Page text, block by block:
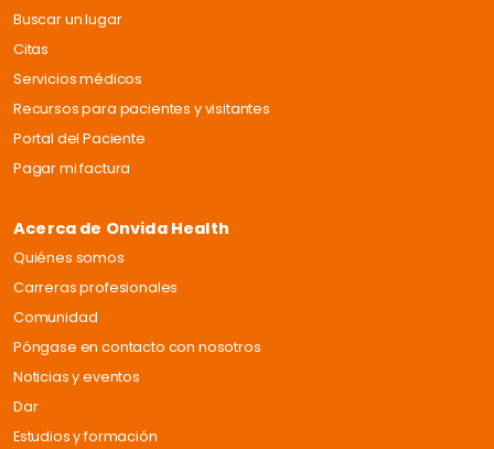
Buscar un lugar
Citas
Servicios médicos
Recursos para pacientes y visitantes
Portal del Paciente
Pagar mi factura
Acerca de Onvida Health
Quiénes somos
Carreras profesionales
Comunidad
Póngase en contacto con nosotros
Noticias y eventos
Dar
Estudios y formación